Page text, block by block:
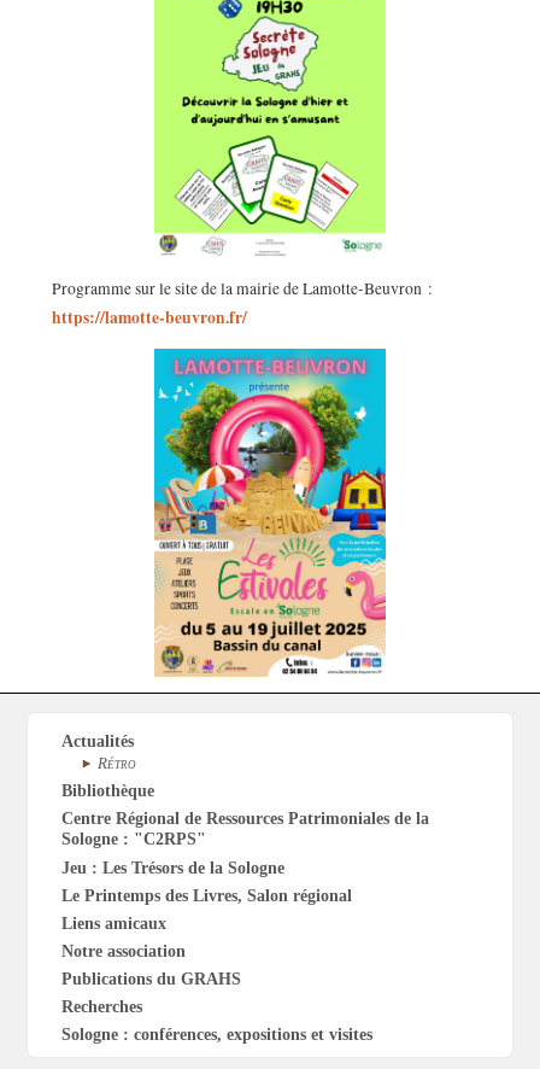
Programme sur le site de la mairie de Lamotte-Beuvron :
https://lamotte-beuvron.fr/
Actualités
Rétro
Bibliothèque
Centre Régional de Ressources Patrimoniales de la
Sologne : "C2RPS"
Jeu : Les Trésors de la Sologne
Le Printemps des Livres, Salon régional
Liens amicaux
Notre association
Publications du GRAHS
Recherches
Sologne : conférences, expositions et visites